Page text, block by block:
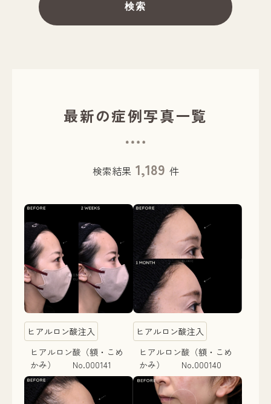
検索
最新の症例写真一覧
検索結果 1,189 件
ヒアルロン酸注入
ヒアルロン酸（額・こめ
かみ） No.000141
ヒアルロン酸注入
ヒアルロン酸（額・こめ
かみ） No.000140